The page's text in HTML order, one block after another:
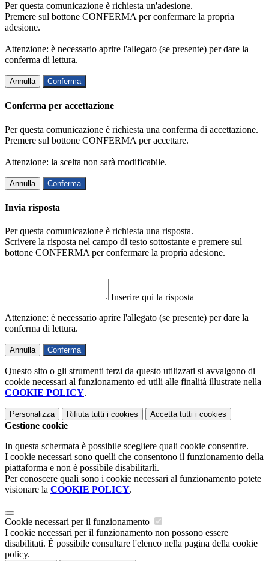
Per questa comunicazione è richiesta un'adesione.
Premere sul bottone CONFERMA per confermare la propria
adesione.
Attenzione: è necessario aprire l'allegato (se presente) per dare la
conferma di lettura.
Annulla Conferma
Conferma per accettazione
Per questa comunicazione è richiesta una conferma di accettazione.
Premere sul bottone CONFERMA per accettare.
Attenzione: la scelta non sarà modificabile.
Annulla Conferma
Invia risposta
Per questa comunicazione è richiesta una risposta.
Scrivere la risposta nel campo di testo sottostante e premere sul
bottone CONFERMA per confermare la propria adesione.
Inserire qui la risposta
Attenzione: è necessario aprire l'allegato (se presente) per dare la
conferma di lettura.
Annulla Conferma
Questo sito o gli strumenti terzi da questo utilizzati si avvalgono di
cookie necessari al funzionamento ed utili alle finalità illustrate nella
COOKIE POLICY.
Personalizza Rifiuta tutti i cookies Accetta tutti i cookies
Gestione cookie
In questa schermata è possibile scegliere quali cookie consentire.
I cookie necessari sono quelli che consentono il funzionamento della
piattaforma e non è possibile disabilitarli.
Per conoscere quali sono i cookie necessari al funzionamento potete
visionare la COOKIE POLICY.
Cookie necessari per il funzionamento
I cookie necessari per il funzionamento non possono essere
disabilitati. È possibile consultare l'elenco nella pagina della cookie
policy.